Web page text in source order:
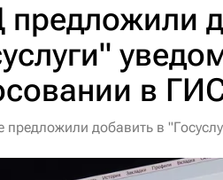
предложили
в
предложили добавить в